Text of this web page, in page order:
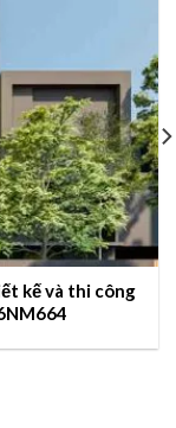
kế và thi công